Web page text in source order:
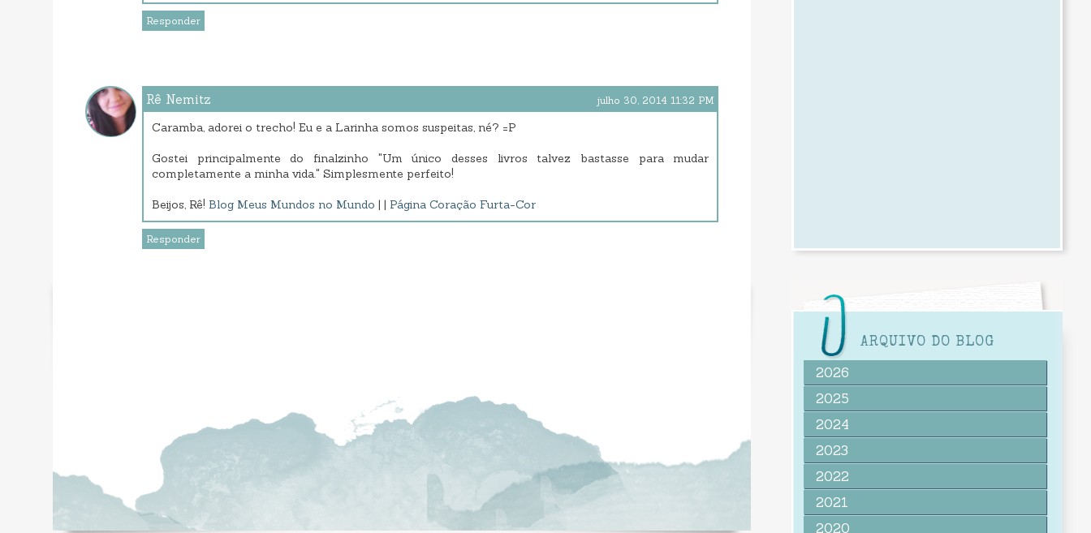
Responder
Rê Nemitz julho 30, 2014 11:32 PM
Caramba, adorei o trecho! Eu e a Larinha somos suspeitas, né? =P
Gostei principalmente do finalzinho "Um único desses livros talvez bastasse para mudar
completamente a minha vida." Simplesmente perfeito!
Beijos, Rê! Blog Meus Mundos no Mundo | | Página Coração Furta-Cor
Responder
ARQUIVO DO BLOG
2026
2025
2024
2023
2022
2021
2020